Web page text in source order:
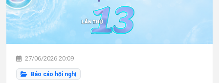
27/06/2026 20:09
Báo cáo hội nghị